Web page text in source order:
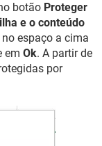
botão Proteger
e o conteúdo
espaço a cima
em Ok. A partir de
por